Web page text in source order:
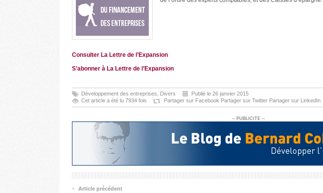
Consulter La Lettre de l’Expansion
S’abonner à La Lettre de l’Expansion
Développement des entreprises Divers
Publié le 26 janvier 2015
Cet article a été lu 7934 fois
Partager sur Facebook Partager sur Twitter Partager sur LinkedIn
-- PUBLICITE --
‹ Article précédent